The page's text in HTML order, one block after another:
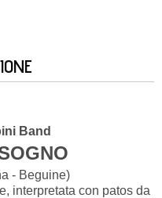
Band
- Beguine)
interpretata con patos da